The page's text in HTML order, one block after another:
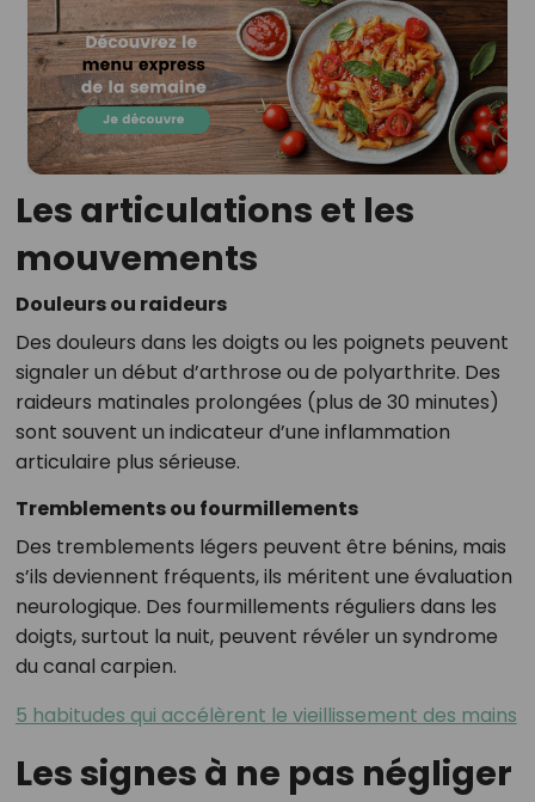
Les articulations et les
mouvements
Douleurs ou raideurs
Des douleurs dans les doigts ou les poignets peuvent
signaler un début d’arthrose ou de polyarthrite. Des
raideurs matinales prolongées (plus de 30 minutes)
sont souvent un indicateur d’une inflammation
articulaire plus sérieuse.
Tremblements ou fourmillements
Des tremblements légers peuvent être bénins, mais
s’ils deviennent fréquents, ils méritent une évaluation
neurologique. Des fourmillements réguliers dans les
doigts, surtout la nuit, peuvent révéler un syndrome
du canal carpien.
5 habitudes qui accélèrent le vieillissement des mains
Les signes à ne pas négliger